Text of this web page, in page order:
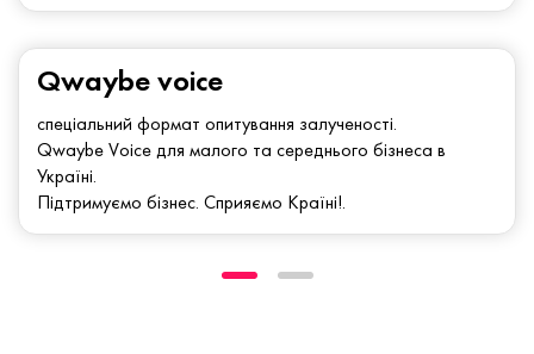
Qwaybe voice
спеціальний формат опитування залученості.
Qwaybe Voice для малого та середнього бізнеса в
Україні.
Підтримуємо бізнес. Сприяємо Країні!.